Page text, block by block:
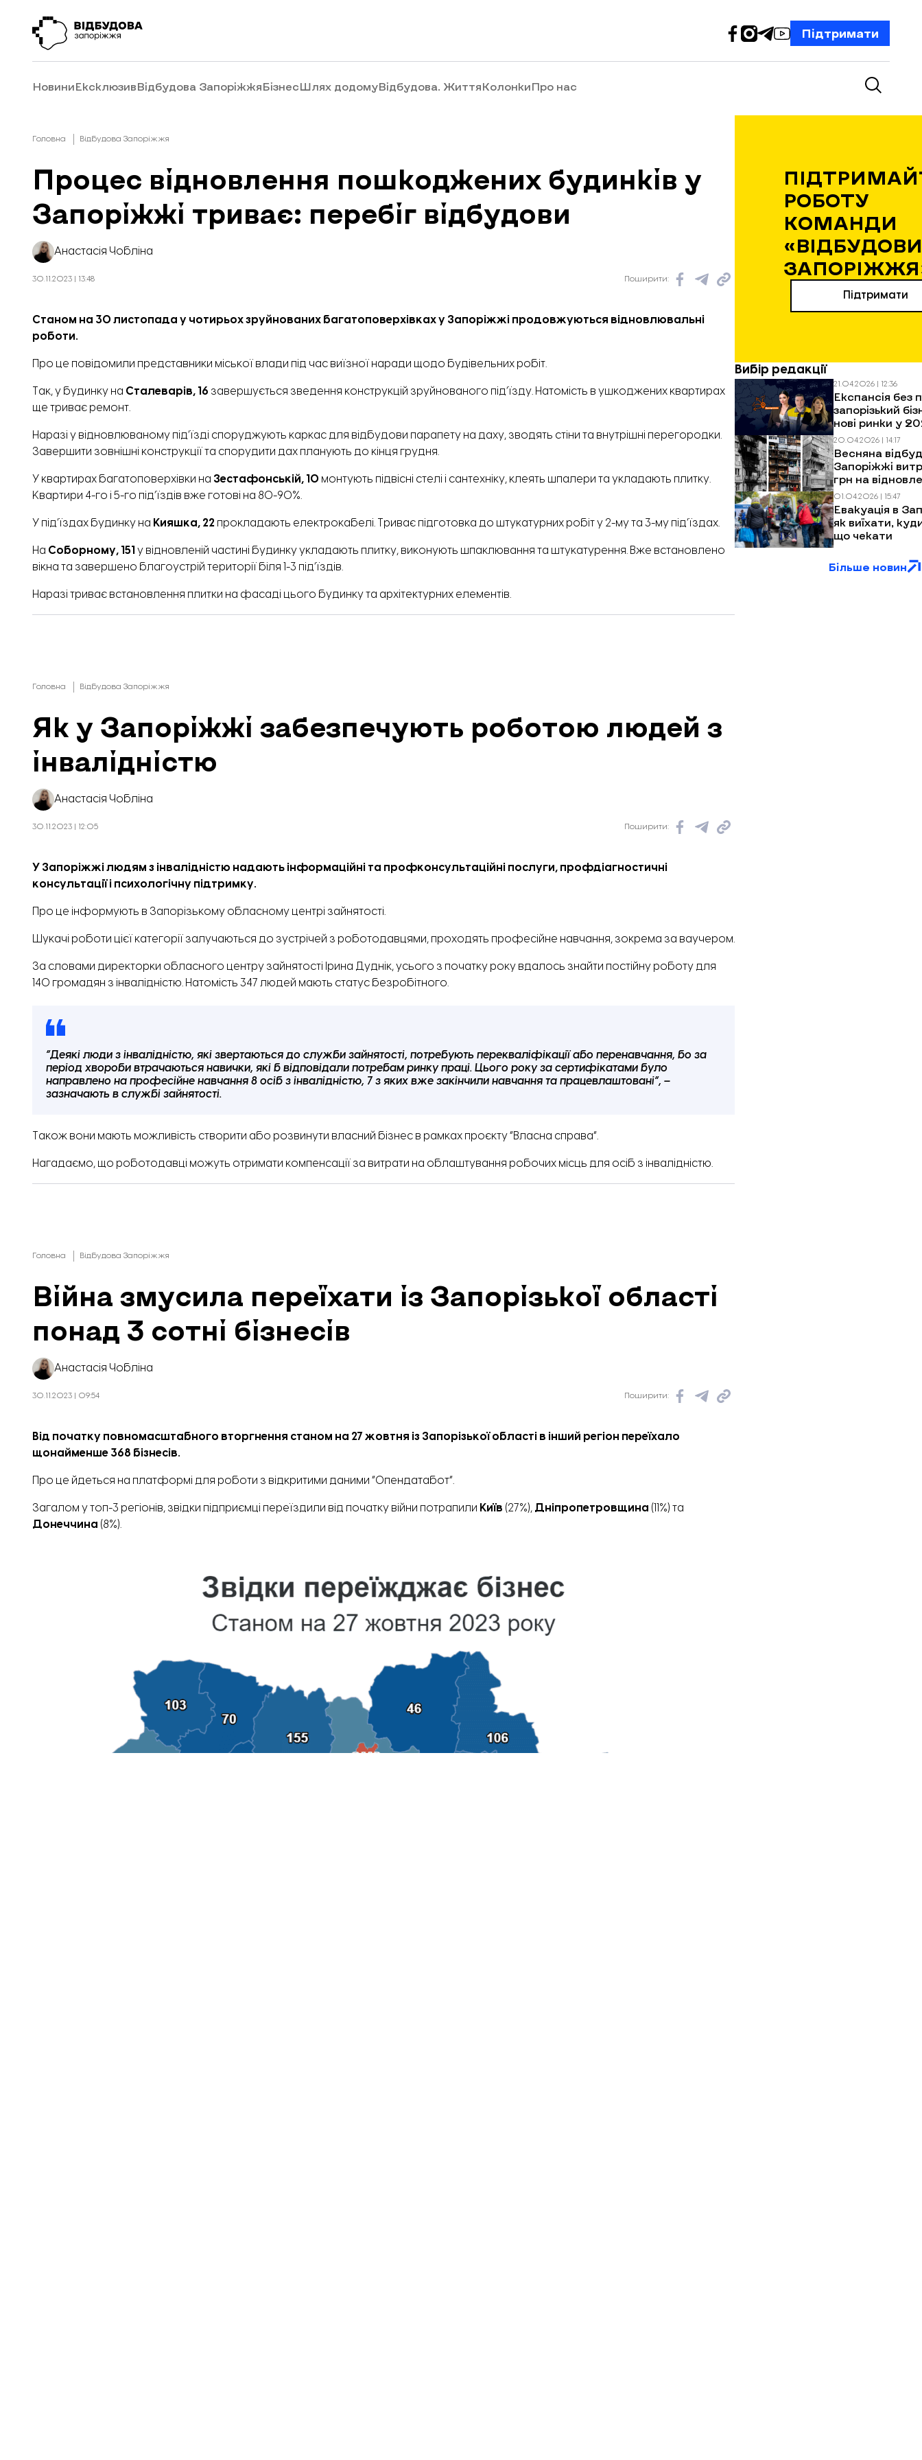
Підтримати
НовиниЕксклюзивВідбудова ЗапоріжжяБізнесШлях додомуВідбудова. ЖиттяКолонкиПро нас
Головна Відбудова Запоріжжя
Процес відновлення пошкоджених будинків у
Запоріжжі триває: перебіг відбудови
Анастасія Чобліна
30.11.2023 | 13:48 Поширити:
Станом на 30 листопада у чотирьох зруйнованих багатоповерхівках у Запоріжжі продовжуються відновлювальні
роботи.
Про це повідомили представники міської влади під час виїзної наради щодо будівельних робіт.
Так, у будинку на Сталеварів, 16 завершується зведення конструкцій зруйнованого під’їзду. Натомість в ушкоджених квартирах
ще триває ремонт.
Наразі у відновлюваному під’їзді споруджують каркас для відбудови парапету на даху, зводять стіни та внутрішні перегородки.
Завершити зовнішні конструкції та спорудити дах планують до кінця грудня.
У квартирах багатоповерхівки на Зестафонській, 10 монтують підвісні стелі і сантехніку, клеять шпалери та укладають плитку.
Квартири 4-го і 5-го під’їздів вже готові на 80-90%.
У під’їздах будинку на Кияшка, 22 прокладають електрокабелі. Триває підготовка до штукатурних робіт у 2-му та 3-му під’їздах.
На Соборному, 151 у відновленій частині будинку укладають плитку, виконують шпаклювання та штукатурення. Вже встановлено
вікна та завершено благоустрій території біля 1-3 під’їздів.
Наразі триває встановлення плитки на фасаді цього будинку та архітектурних елементів.
Головна Відбудова Запоріжжя
Як у Запоріжжі забезпечують роботою людей з
інвалідністю
Анастасія Чобліна
30.11.2023 | 12:05 Поширити:
У Запоріжжі людям з інвалідністю надають інформаційні та профконсультаційні послуги, профдіагностичні
консультації і психологічну підтримку.
Про це інформують в Запорізькому обласному центрі зайнятості.
Шукачі роботи цієї категорії залучаються до зустрічей з роботодавцями, проходять професійне навчання, зокрема за ваучером.
За словами директорки обласного центру зайнятості Ірина Дуднік, усього з початку року вдалось знайти постійну роботу для
140 громадян з інвалідністю. Натомість 347 людей мають статус безробітного.
“Деякі люди з інвалідністю, які звертаються до служби зайнятості, потребують перекваліфікації або перенавчання, бо за
період хвороби втрачаються навички, які б відповідали потребам ринку праці. Цього року за сертифікатами було
направлено на професійне навчання 8 осіб з інвалідністю, 7 з яких вже закінчили навчання та працевлаштовані”, –
зазначають в службі зайнятості.
Також вони мають можливість створити або розвинути власний бізнес в рамках проєкту “Власна справа”.
Нагадаємо, що роботодавці можуть отримати компенсації за витрати на облаштування робочих місць для осіб з інвалідністю.
Головна Відбудова Запоріжжя
Війна змусила переїхати із Запорізької області
понад 3 сотні бізнесів
Анастасія Чобліна
30.11.2023 | 09:54 Поширити:
Від початку повномасштабного вторгнення станом на 27 жовтня із Запорізької області в інший регіон переїхало
щонайменше 368 бізнесів.
Про це йдеться на платформі для роботи з відкритими даними “Опендатабот”.
Загалом у топ-3 регіонів, звідки підприємці переїздили від початку війни потрапили Київ (27%), Дніпропетровщина (11%) та
Донеччина (8%).
РОБОТУ
КОМАНДИ
Підтримати
Вибір редакції
21.04.2026 | 12:36
Експансія без
запорізький
нові ринки у
20.04.2026 | 14:17
Весняна
Запоріжжі
грн на
обстрілів
01.04.2026 | 15:47
Евакуація в
як виїхати,
що чекати
Більше новин